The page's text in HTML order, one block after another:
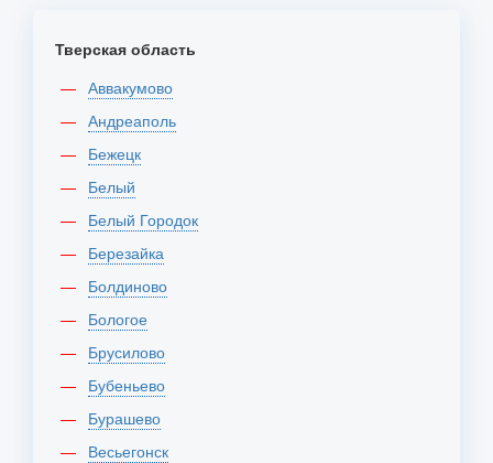
Тверская область
Аввакумово
Андреаполь
Бежецк
Белый
Белый Городок
Березайка
Болдиново
Бологое
Брусилово
Бубеньево
Бурашево
Весьегонск